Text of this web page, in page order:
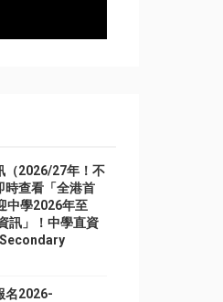
（2026/27年！不
時查看「全港首
中學2026年至
訊」！中學直資
名2026-